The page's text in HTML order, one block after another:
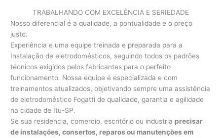
TRABALHANDO COM EXCELÊNCIA E SERIEDADE
Nosso diferencial é a qualidade, a pontualidade e o preço
justo.
Experiência e uma equipe treinada e preparada para a
Instalação de eletrodomésticos, seguindo todos os padrões
técnicos exigidos pelos fabricantes para o perfeito
funcionamento. Nossa equipe é especializada e com
treinamentos atualizados, objetivando sempre uma assistência
de eletrodoméstico Fogatti de qualidade, garantia e agilidade
na cidade de Itu-SP.
Se sua residencia, comercio, escritório ou industria precisar
de instalações, consertos, reparos ou manutenções em